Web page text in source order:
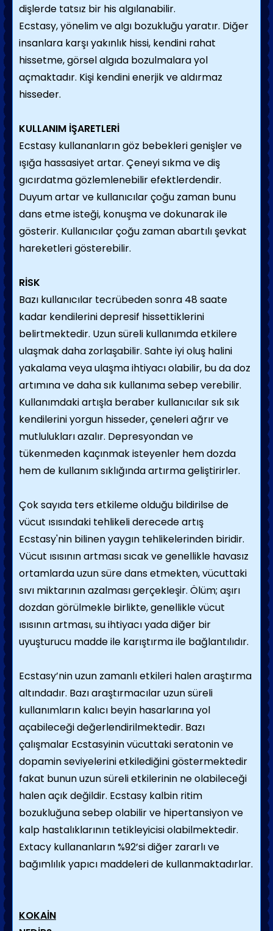
dişlerde tatsız bir his algılanabilir.
Ecstasy, yönelim ve algı bozukluğu yaratır. Diğer
insanlara karşı yakınlık hissi, kendini rahat
hissetme, görsel algıda bozulmalara yol
açmaktadır. Kişi kendini enerjik ve aldırmaz
hisseder.
KULLANIM İŞARETLERİ
Ecstasy kullananların göz bebekleri genişler ve
ışığa hassasiyet artar. Çeneyi sıkma ve diş
gıcırdatma gözlemlenebilir efektlerdendir.
Duyum artar ve kullanıcılar çoğu zaman bunu
dans etme isteği, konuşma ve dokunarak ile
gösterir. Kullanıcılar çoğu zaman abartılı şevkat
hareketleri gösterebilir.
RİSK
Bazı kullanıcılar tecrübeden sonra 48 saate
kadar kendilerini depresif hissettiklerini
belirtmektedir. Uzun süreli kullanımda etkilere
ulaşmak daha zorlaşabilir. Sahte iyi oluş halini
yakalama veya ulaşma ihtiyacı olabilir, bu da doz
artımına ve daha sık kullanıma sebep verebilir.
Kullanımdaki artışla beraber kullanıcılar sık sık
kendilerini yorgun hisseder, çeneleri ağrır ve
mutlulukları azalır. Depresyondan ve
tükenmeden kaçınmak isteyenler hem dozda
hem de kullanım sıklığında artırma geliştirirler.
Çok sayıda ters etkileme olduğu bildirilse de
vücut ısısındaki tehlikeli derecede artış
Ecstasy'nin bilinen yaygın tehlikelerinden biridir.
Vücut ısısının artması sıcak ve genellikle havasız
ortamlarda uzun süre dans etmekten, vücuttaki
sıvı miktarının azalması gerçekleşir. Ölüm; aşırı
dozdan görülmekle birlikte, genellikle vücut
ısısının artması, su ihtiyacı yada diğer bir
uyuşturucu madde ile karıştırma ile bağlantılıdır.
Ecstasy’nin uzun zamanlı etkileri halen araştırma
altındadır. Bazı araştırmacılar uzun süreli
kullanımların kalıcı beyin hasarlarına yol
açabileceği değerlendirilmektedir. Bazı
çalışmalar Ecstasyinin vücuttaki seratonin ve
dopamin seviyelerini etkilediğini göstermektedir
fakat bunun uzun süreli etkilerinin ne olabileceği
halen açık değildir. Ecstasy kalbin ritim
bozukluğuna sebep olabilir ve hipertansiyon ve
kalp hastalıklarının tetikleyicisi olabilmektedir.
Extacy kullananların %92’si diğer zararlı ve
bağımlılık yapıcı maddeleri de kullanmaktadırlar.
KOKAİN